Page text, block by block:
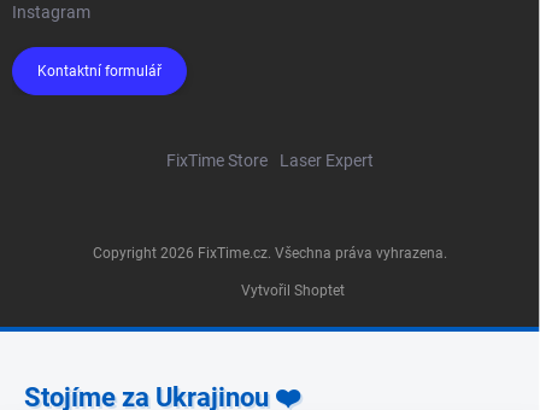
Instagram
Kontaktní formulář
FixTime Store Laser Expert
Vytvořil Shoptet
Copyright 2026 FixTime.cz . Všechna práva vyhrazena.
Stojíme za Ukrajinou ❤️